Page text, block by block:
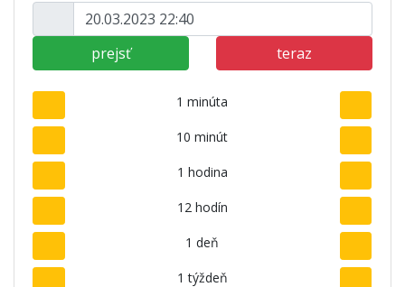
prejsť teraz
1 minúta
10 minút
1 hodina
12 hodín
1 deň
1 týždeň